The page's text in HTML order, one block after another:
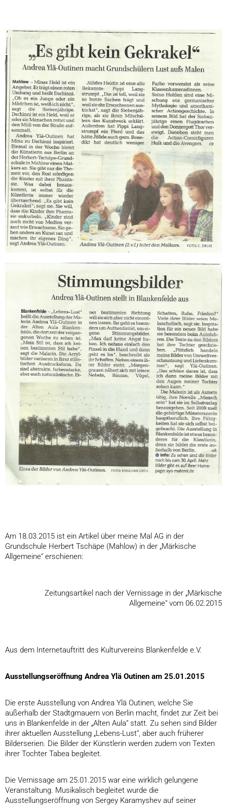
Am 18.03.2015 ist ein Artikel über meine Mal AG in der
Grundschule Herbert Tschäpe (Mahlow) in der „Märkische
Allgemeine“ erschienen:
Zeitungsartikel nach der Vernissage in der „Märkische
Allgemeine“ vom 06.02.2015
Aus dem Internetauftritt des Kulturvereins Blankenfelde e.V.
Ausstellungseröffnung Andrea Ylä Outinen am 25.01.2015
Die erste Ausstellung von Andrea Ylä Outinen, welche Sie
außerhalb der Stadtgmauern von Berlin macht, findet zur Zeit bei
uns in Blankenfelde in der „Alten Aula“ statt. Zu sehen sind Bilder
ihrer aktuellen Ausstellung „Lebens-Lust“, aber auch früherer
Bilderserien. Die Bilder der Künstlerin werden zudem von Texten
ihrer Tochter Tabea begleitet.
Die Vernissage am 25.01.2015 war eine wirklich gelungene
Veranstaltung. Musikalisch begleitet wurde die
Ausstellungseröffnung von Sergey Karamyshev auf seiner